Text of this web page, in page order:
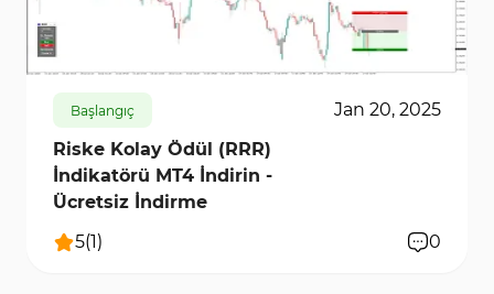
0
Başlangıç
Jan 20, 2025
Riske Kolay Ödül (RRR)
İndikatörü MT4 İndirin -
Ücretsiz İndirme
5(1) 0